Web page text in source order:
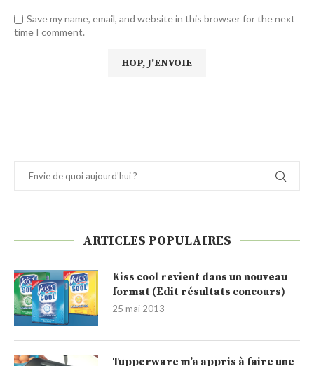
Save my name, email, and website in this browser for the next
time I comment.
ARTICLES POPULAIRES
Kiss cool revient dans un nouveau
format (Edit résultats concours)
25 mai 2013
Tupperware m’a appris à faire une